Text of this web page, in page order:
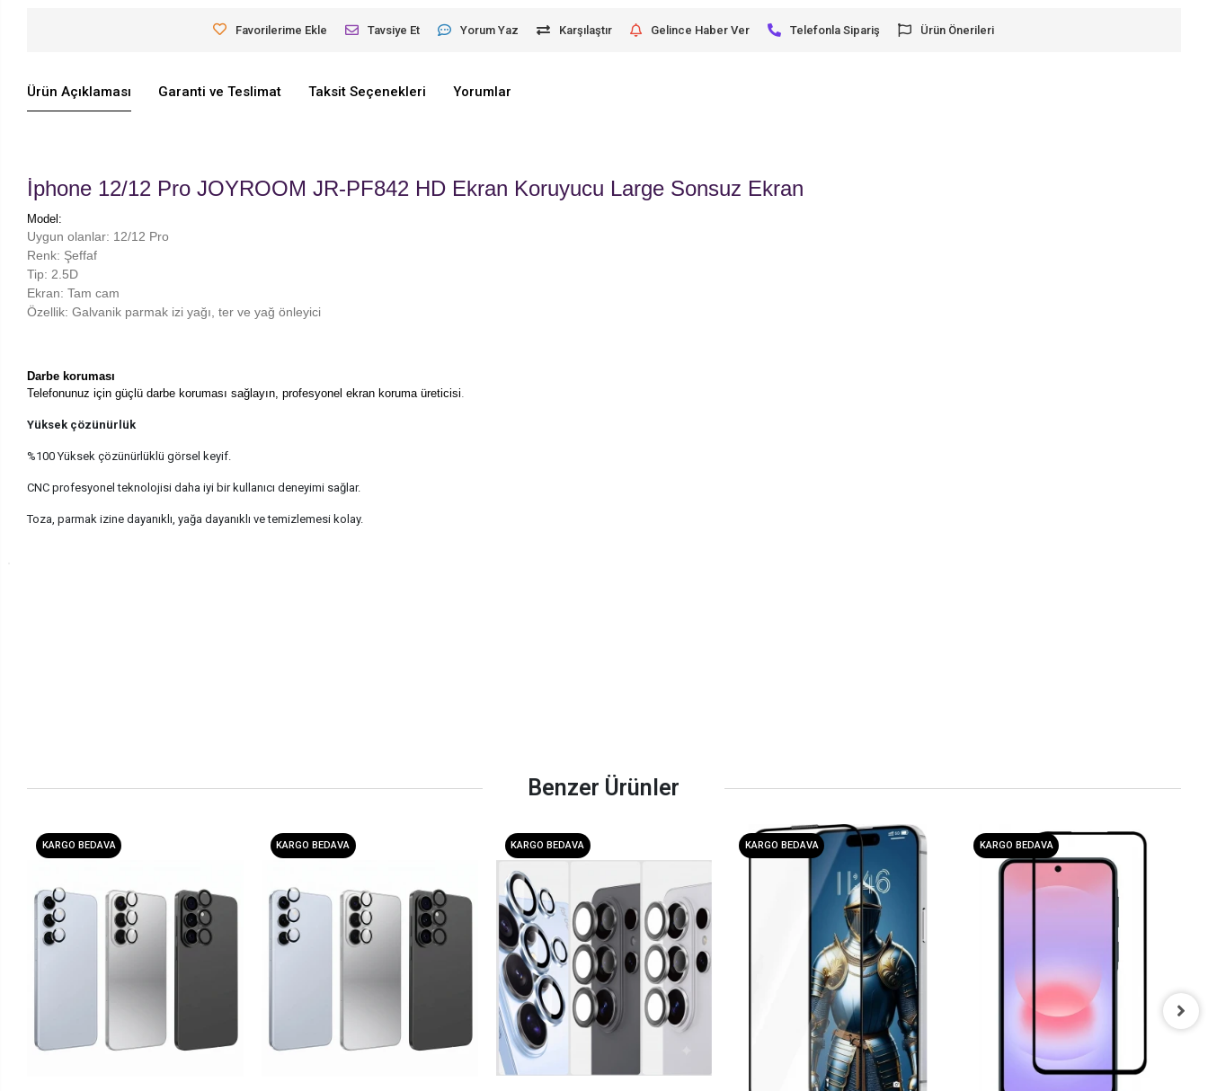
Favorilerime Ekle Tavsiye Et Yorum Yaz Karşılaştır Gelince Haber Ver Telefonla Sipariş Ürün Önerileri
Ürün Açıklaması Garanti ve Teslimat Taksit Seçenekleri Yorumlar
İphone 12/12 Pro JOYROOM JR-PF842 HD Ekran Koruyucu Large Sonsuz Ekran
Model:
Uygun olanlar: 12/12 Pro
Renk: Şeffaf
Tip: 2.5D
Ekran: Tam cam
Özellik: Galvanik parmak izi yağı, ter ve yağ önleyici
Darbe koruması
Telefonunuz için güçlü darbe koruması sağlayın, profesyonel ekran koruma üreticisi
Yüksek çözünürlük
%100 Yüksek çözünürlüklü görsel keyif.
CNC profesyonel teknolojisi daha iyi bir kullanıcı deneyimi sağlar.
Toza, parmak izine dayanıklı, yağa dayanıklı ve temizlemesi kolay.
Benzer Ürünler
KARGO BEDAVA KARGO BEDAVA KARGO BEDAVA KARGO BEDAVA KARGO BEDAVA